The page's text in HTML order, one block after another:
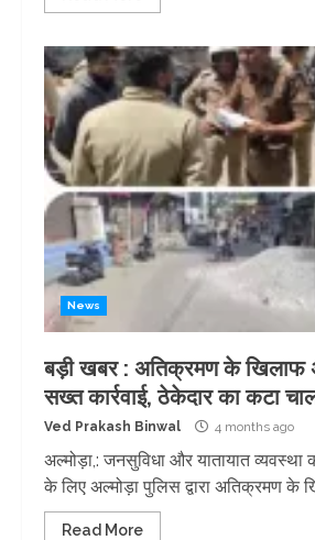
News
बड़ी खबर : अतिक्रमण के खिलाफ
सख्त कार्रवाई, ठेकेदार का कटा
Ved Prakash Binwal 4 months ago
अल्मोड़ा,: जनसुविधा और यातायात
के लिए अल्मोड़ा पुलिस द्वारा अतिक्रमण के
Read More